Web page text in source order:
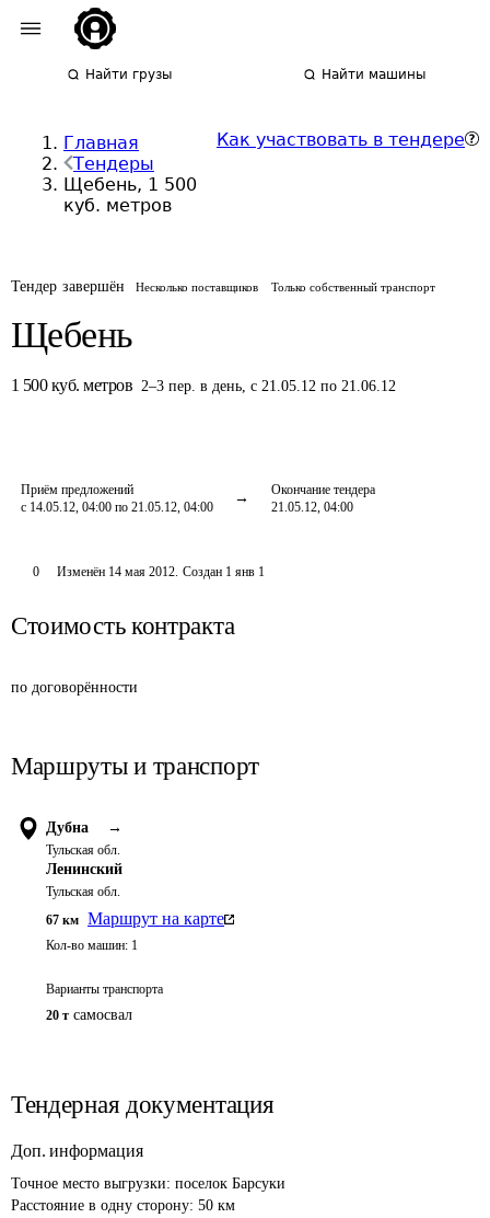
Найти грузы Найти машины
Главная
Тендеры
Щебень, 1 500
куб. метров
Как участвовать в тендере
Тендер завершён Несколько поставщиков Только собственный транспорт
Щебень
1 500 куб. метров 2–3 пер. в день,с 21.05.12 по 21.06.12
Приём предложений
с 14.05.12, 04:00 по 21.05.12, 04:00
Окончание тендера
21.05.12, 04:00
0 Изменён 14 мая 2012. Создан 1 янв 1
Стоимость контракта
по договорённости
Маршруты и транспорт
Дубна →
Тульская обл.
Ленинский
Тульская обл.
67 км Маршрут на карте
Кол-во машин: 1
Варианты транспорта
20 т самосвал
Тендерная документация
Доп. информация
Точное место выгрузки: поселок Барсуки
Расстояние в одну сторону: 50 км